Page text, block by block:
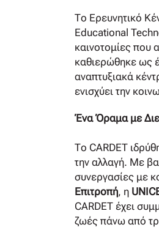
Το Ερευνητικό
Educational
καινοτομίες που
καθιερώθηκε ως
αναπτυξιακά
ενισχύει την
Ένα Όραμα με
Το CARDET
την αλλαγή. Με
συνεργασίες με
Επιτροπή, η
CARDET έχει
ζωές πάνω από